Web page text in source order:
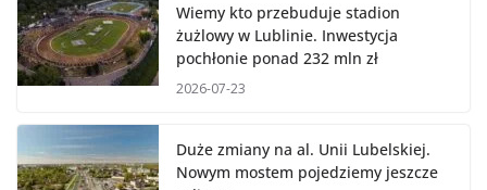
Wiemy kto przebuduje stadion
żużlowy w Lublinie. Inwestycja
pochłonie ponad 232 mln zł
2026-07-23
Duże zmiany na al. Unii Lubelskiej.
Nowym mostem pojedziemy jeszcze